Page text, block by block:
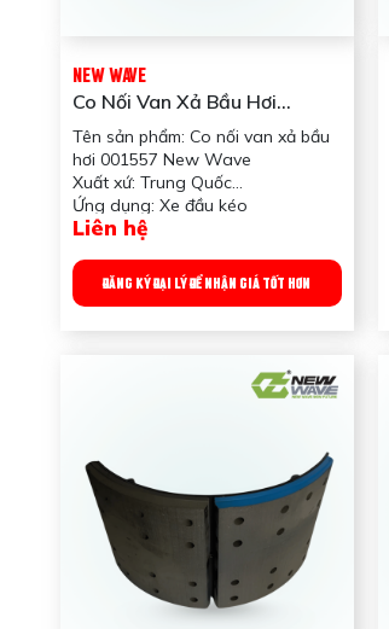
NEW WAVE
Co Nối Van Xả Bầu Hơi
001557 New Wave
Tên sản phẩm: Co nối van xả bầu
hơi 001557 New Wave
Xuất xứ: Trung Quốc
Ứng dụng: Xe đầu kéo
Công dụng sản phẩm: Để cắm
Trọng lượng: 1gram
Liên hệ
ĐĂNG KÝ ĐẠI LÝ ĐỂ NHẬN GIÁ TỐT HƠN